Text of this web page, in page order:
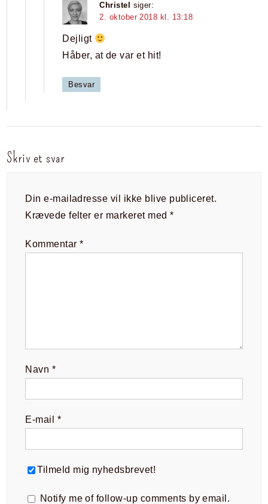
Christel
siger:
2. oktober 2018 kl. 13:18
Dejligt
Håber, at de var et hit!
Besvar
Skriv et svar
Din e-mailadresse vil ikke blive publiceret.
Krævede felter er markeret med*
Kommentar*
Navn *
E-mail *
Tilmeld mig nyhedsbrevet!
Notify me of follow-up comments by email.